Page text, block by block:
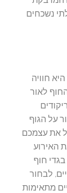
לאור
הגוף
עצמכם
חוף
לבחור